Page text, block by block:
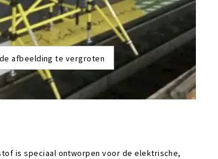
afbeelding te vergroten
is speciaal ontworpen voor de elektrische,